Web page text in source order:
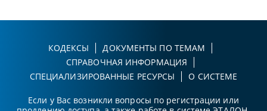
КОДЕКСЫ
ДОКУМЕНТЫ ПО ТЕМАМ
СПРАВОЧНАЯ ИНФОРМАЦИЯ
СПЕЦИАЛИЗИРОВАННЫЕ РЕСУРСЫ
О СИСТЕМЕ
Если у Вас возникли вопросы по регистрации или